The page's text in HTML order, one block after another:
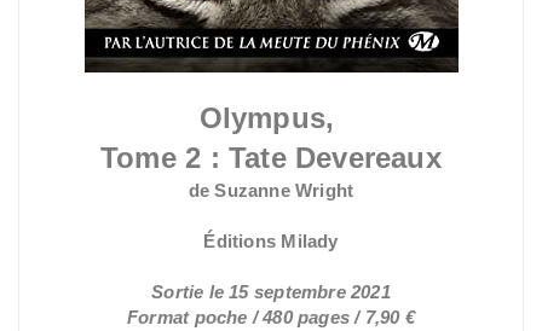
Olympus,
Tome 2 : Tate Devereaux
de Suzanne Wright
Éditions Milady
Sortie le 15 septembre 2021
Format poche / 480 pages / 7,90 €